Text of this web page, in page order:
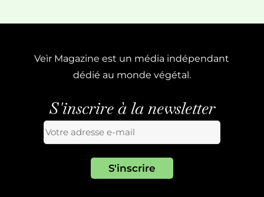
Veìr Magazine est un média indépendant
dédié au monde végétal.
S'inscrire à la newsletter